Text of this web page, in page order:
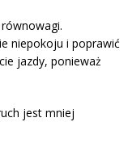
niepokoju i poprawić
jazdy, ponieważ
jest mniej